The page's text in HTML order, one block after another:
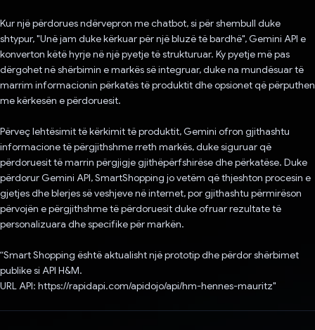
Kur një përdorues ndërvepron me chatbot, si për shembull duke
shtypur, "Unë jam duke kërkuar për një bluzë të bardhë", Gemini API e
konverton këtë hyrje në një pyetje të strukturuar. Ky pyetje më pas
dërgohet në shërbimin e markës së integruar, duke na mundësuar të
marrim informacionin përkatës të produktit dhe opsionet që përputhen
me kërkesën e përdoruesit.
Përveç lehtësimit të kërkimit të produktit, Gemini ofron gjithashtu
informacione të përgjithshme rreth markës, duke siguruar që
përdoruesit të marrin përgjigje gjithëpërfshirëse dhe përkatëse. Duke
përdorur Gemini API, SmartShopping jo vetëm që thjeshton procesin e
gjetjes dhe blerjes së veshjeve në internet, por gjithashtu përmirëson
përvojën e përgjithshme të përdoruesit duke ofruar rezultate të
personalizuara dhe specifike për markën.
“Smart Shopping është aktualisht një prototip dhe përdor shërbimet
publike si API H&M.
URL API: https://rapidapi.com/apidojo/api/hm-hennes-mauritz"